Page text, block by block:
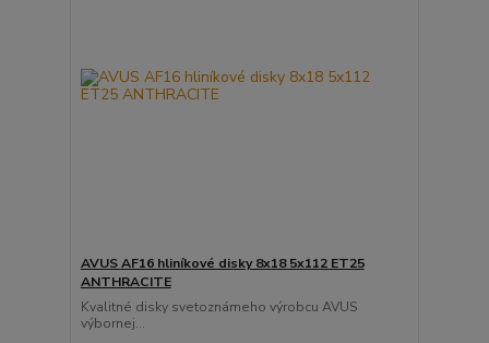
AVUS AF16 hliníkové disky 8x18 5x112 ET25
ANTHRACITE
Kvalitné disky svetoznámeho výrobcu AVUS
výbornej...